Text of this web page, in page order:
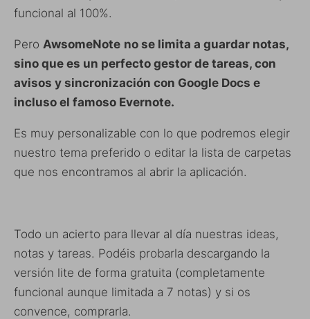
funcional al 100%.
Pero AwsomeNote no se limita a guardar notas,
sino que es un perfecto gestor de tareas, con
avisos y sincronización con Google Docs e
incluso el famoso Evernote.
Es muy personalizable con lo que podremos elegir
nuestro tema preferido o editar la lista de carpetas
que nos encontramos al abrir la aplicación.
Todo un acierto para llevar al día nuestras ideas,
notas y tareas. Podéis probarla descargando la
versión lite de forma gratuita (completamente
funcional aunque limitada a 7 notas) y si os
convence, comprarla.